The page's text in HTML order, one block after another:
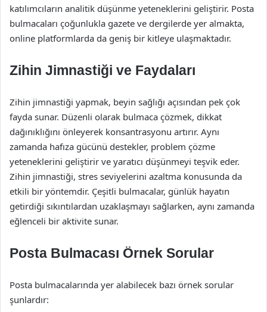
katılımcıların analitik düşünme yeteneklerini geliştirir. Posta
bulmacaları çoğunlukla gazete ve dergilerde yer almakta,
online platformlarda da geniş bir kitleye ulaşmaktadır.
Zihin Jimnastiği ve Faydaları
Zihin jimnastiği yapmak, beyin sağlığı açısından pek çok
fayda sunar. Düzenli olarak bulmaca çözmek, dikkat
dağınıklığını önleyerek konsantrasyonu artırır. Aynı
zamanda hafıza gücünü destekler, problem çözme
yeteneklerini geliştirir ve yaratıcı düşünmeyi teşvik eder.
Zihin jimnastiği, stres seviyelerini azaltma konusunda da
etkili bir yöntemdir. Çeşitli bulmacalar, günlük hayatın
getirdiği sıkıntılardan uzaklaşmayı sağlarken, aynı zamanda
eğlenceli bir aktivite sunar.
Posta Bulmacası Örnek Sorular
Posta bulmacalarında yer alabilecek bazı örnek sorular
şunlardır: